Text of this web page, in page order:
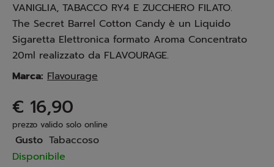
VANIGLIA, TABACCO RY4 E ZUCCHERO FILATO.
The Secret Barrel Cotton Candy è un Liquido
Sigaretta Elettronica formato Aroma Concentrato
20ml realizzato da FLAVOURAGE.
Marca: Flavourage
€ 16,90
prezzo valido solo online
Gusto Tabaccoso
Disponibile